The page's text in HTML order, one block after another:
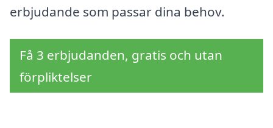
erbjudande som passar dina behov.
Få 3 erbjudanden, gratis och utan
förpliktelser